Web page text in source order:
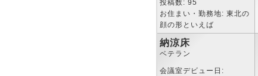
投稿数: 95
お住まい・勤務地: 東北の
顔の形といえば
納涼床
ベテラン
会議室デビュー日: